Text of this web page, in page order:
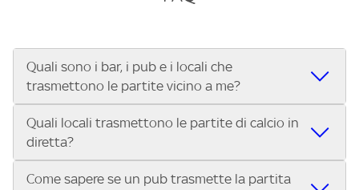
Quali sono i bar, i pub e i locali che
trasmettono le partite vicino a me?
Se cerchi un bar, pub, ristorante o locale vicino a te per
vedere le partite di Serie A ENILIVE, la Serie C Sky Wifi, la
UEFA Champions League, la UEFA Europa League, la UEFA
Conference League, il Tennis, la Formula 1®, la MotoGP™ e
Quali locali trasmettono le partite di calcio in
diretta?
Vuoi sapere quali bar, pub o ristoranti mostrano le partite
Come sapere se un pub trasmette la partita